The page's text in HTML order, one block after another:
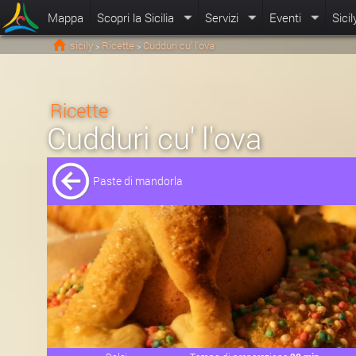
Mappa Scopri la Sicilia Servizi Eventi
sicily > Ricette > Cudduri cu' l'ova
Ricette
Cudduri cu' l'ova
Paste di mandorla